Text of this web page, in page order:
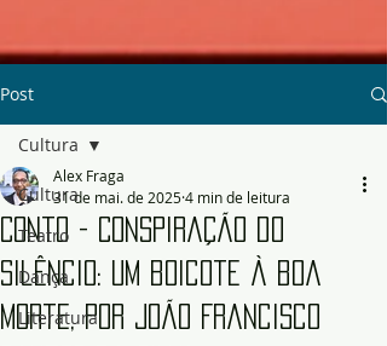
Post
Cultura
Teatro
Dança
Literatura
Cultura
Conto - Conspiração do
silêncio: um boicote à boa
morte, por João Francisco
Alex Fraga
31 de mai. de 20254 min de leitura